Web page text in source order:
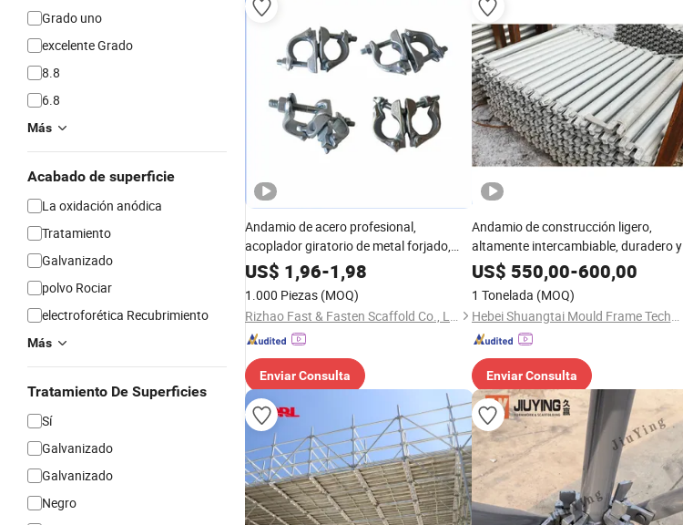
Grado uno
excelente Grado
8.8
6.8
Más
Acabado de superficie
La oxidación anódica
Tratamiento
Galvanizado
polvo Rociar
electroforética Recubrimiento
Más
Tratamiento De Superficies
Sí
Galvanizado
Galvanizado
Negro
Andamio de acero profesional,
acoplador giratorio de metal forjado,
medio acoplador doble, soporte de
construcción
US$ 1,96-1,98
1.000 Piezas (MOQ)
Rizhao Fast & Fasten Scaffold Co., Ltd.
Enviar Consulta
Andamio de construcción ligero,
altamente intercambiable, duradero y
galvanizado en caliente
US$ 550,00-600,00
1 Tonelada (MOQ)
Hebei Shuangtai Mould Frame Technology Co., Ltd
Enviar Consulta